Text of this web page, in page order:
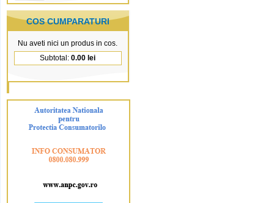
COS CUMPARATURI
Nu aveti nici un produs in cos.
Subtotal: 0.00 lei